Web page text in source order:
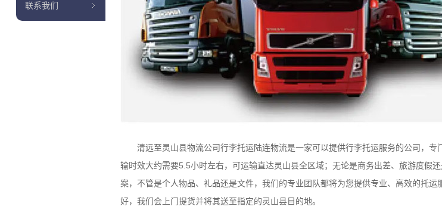
清远至灵山县物流公司行李托运陆连物流是一家可以提供行李托运服务的公司，专
输时效大约需要5.5小时左右，可运输直达灵山县全区域；无论是商务出差、旅游度假
案，不管是个人物品、礼品还是文件，我们的专业团队都将为您提供专业、高效的托
好，我们会上门提货并将其送至指定的灵山县目的地。
联系我们